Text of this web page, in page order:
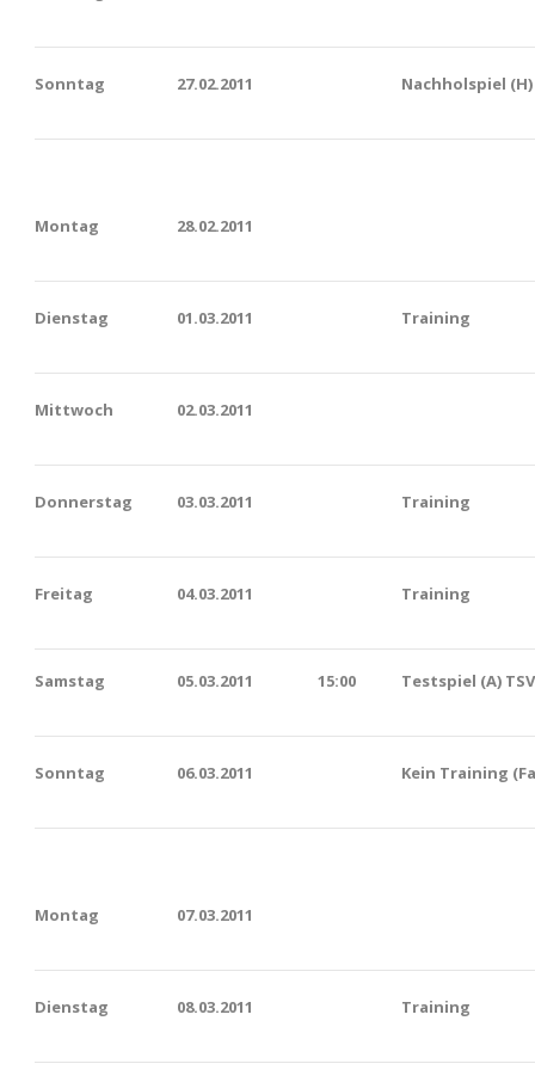
Sonntag 27.02.2011 Nachholspiel
Montag 28.02.2011
Dienstag 01.03.2011 Training
Mittwoch 02.03.2011
Donnerstag 03.03.2011 Training
Freitag 04.03.2011 Training
Samstag 05.03.2011 15:00 Testspiel (A)
Sonntag 06.03.2011 Kein Training
Montag 07.03.2011
Dienstag 08.03.2011 Training